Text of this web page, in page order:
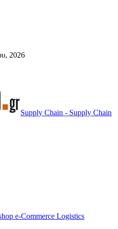
2026
Supply Chain - Supply Chain
e-Commerce Logistics